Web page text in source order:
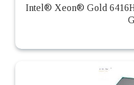
Intel® Xeon® Gold